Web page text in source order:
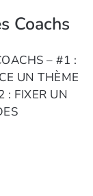
Coachs
– #1 :
UN THÈME
: FIXER UN